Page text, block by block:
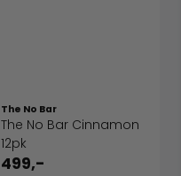
The No Bar
The No Bar Cinnamon
12pk
499,-